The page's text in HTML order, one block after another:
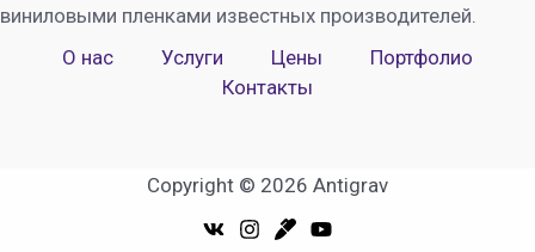
виниловыми пленками известных производителей.
О нас
Услуги Цены
Портфолио
Контакты
Copyright © 2026 Antigrav